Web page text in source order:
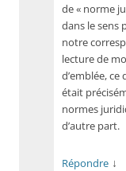
de « norme
dans le sens
notre
lecture de
d’emblée,
était
normes
d’autre part.
Répondre ↓